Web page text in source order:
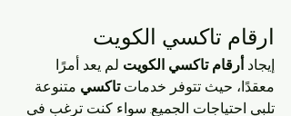
ارقام تاكسي الكويت
إيجاد أرقام تاكسي الكويت لم يعد أمرًا
معقدًا، حيث تتوفر خدمات تاكسي متنوعة
تلبي احتياجات الجميع. سواء كنت ترغب في